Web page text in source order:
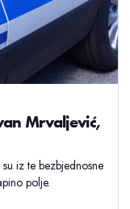
Mrvaljević,
iz te bezbjednosne
polje.